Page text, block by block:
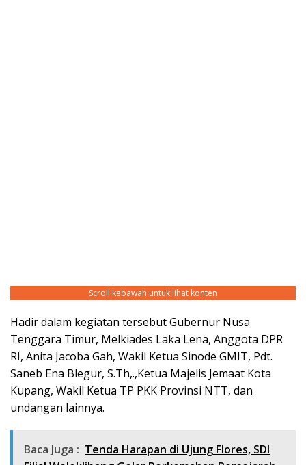
Scroll kebawah untuk lihat konten
Hadir dalam kegiatan tersebut Gubernur Nusa
Tenggara Timur, Melkiades Laka Lena, Anggota DPR
RI, Anita Jacoba Gah, Wakil Ketua Sinode GMIT, Pdt.
Saneb Ena Blegur, S.Th,.,Ketua Majelis Jemaat Kota
Kupang, Wakil Ketua TP PKK Provinsi NTT, dan
undangan lainnya.
Baca Juga : Tenda Harapan di Ujung Flores, SDI